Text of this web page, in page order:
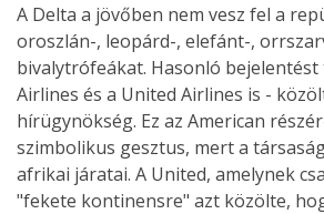
A Delta a jövőben nem vesz fel a
oroszlán-, leopárd-, elefánt-,
bivalytrófeákat. Hasonló bejelentést
Airlines és a United Airlines is -
hírügynökség. Ez az American
szimbolikus gesztus, mert a
afrikai járatai. A United, amelynek
"fekete kontinensre" azt közölte,